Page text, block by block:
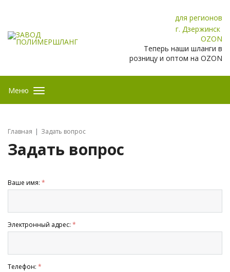
для регионов
г. Дзержинск
OZON
Теперь наши шланги в
розницу и оптом на OZON
Меню
Главная Задать вопрос
Задать вопрос
Ваше имя: *
Электронный адрес: *
Телефон: *